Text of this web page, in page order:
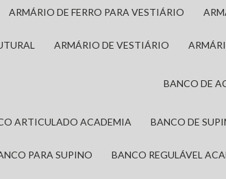
ARMÁRIO DE FERRO PARA VESTIÁRIO
ARMÁRIO DE VESTIÁRIO
BANCO DE
ARTICULADO ACADEMIA BANCO DE
PARA SUPINO BANCO REGULÁVEL